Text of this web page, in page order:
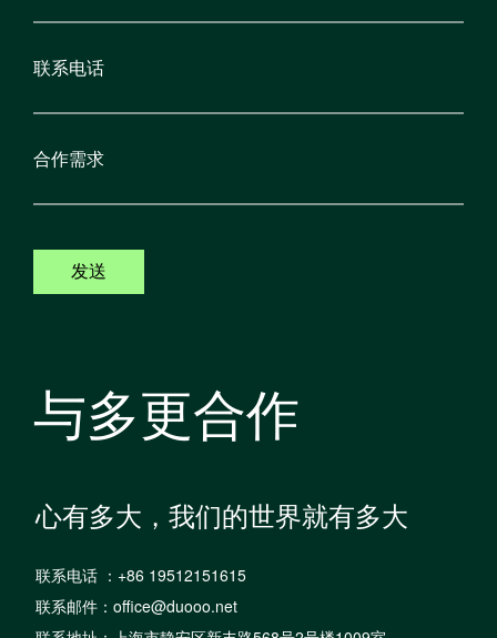
发送
与多更合作
心有多大，我们的世界就有多大
联系电话 ：+86 19512151615
联系邮件：office@duooo.net